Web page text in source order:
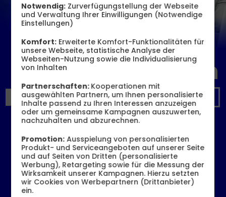
Starke Leistung
für
Geschäftskunden
Allnet Flats Daten-Tarife
Unsere Tarife für Ihr
Unternehmen
6 GB
6,99 €
mtl.
12 GB
8,99 €
16 GB
10,99 €
60 GB
19,99 €
Notwendig: Zurverfügungstellung der Webseite
und Verwaltung Ihrer Einwilligungen (Notwendige
Einstellungen)
Komfort: Erweiterte Komfort-Funktionalitäten für
unsere Webseite, statistische Analyse der
Webseiten-Nutzung sowie die Individualisierung
von Inhalten
Partnerschaften: Kooperationen mit
ausgewählten Partnern, um Ihnen personalisierte
Inhalte passend zu Ihren Interessen anzuzeigen
oder um gemeinsame Kampagnen auszuwerten,
nachzuhalten und abzurechnen.
Promotion: Ausspielung von personalisierten
Produkt- und Serviceangeboten auf unserer Seite
und auf Seiten von Dritten (personalisierte
Werbung), Retargeting sowie für die Messung der
Wirksamkeit unserer Kampagnen. Hierzu setzten
wir Cookies von Werbepartnern (Drittanbieter)
ein.